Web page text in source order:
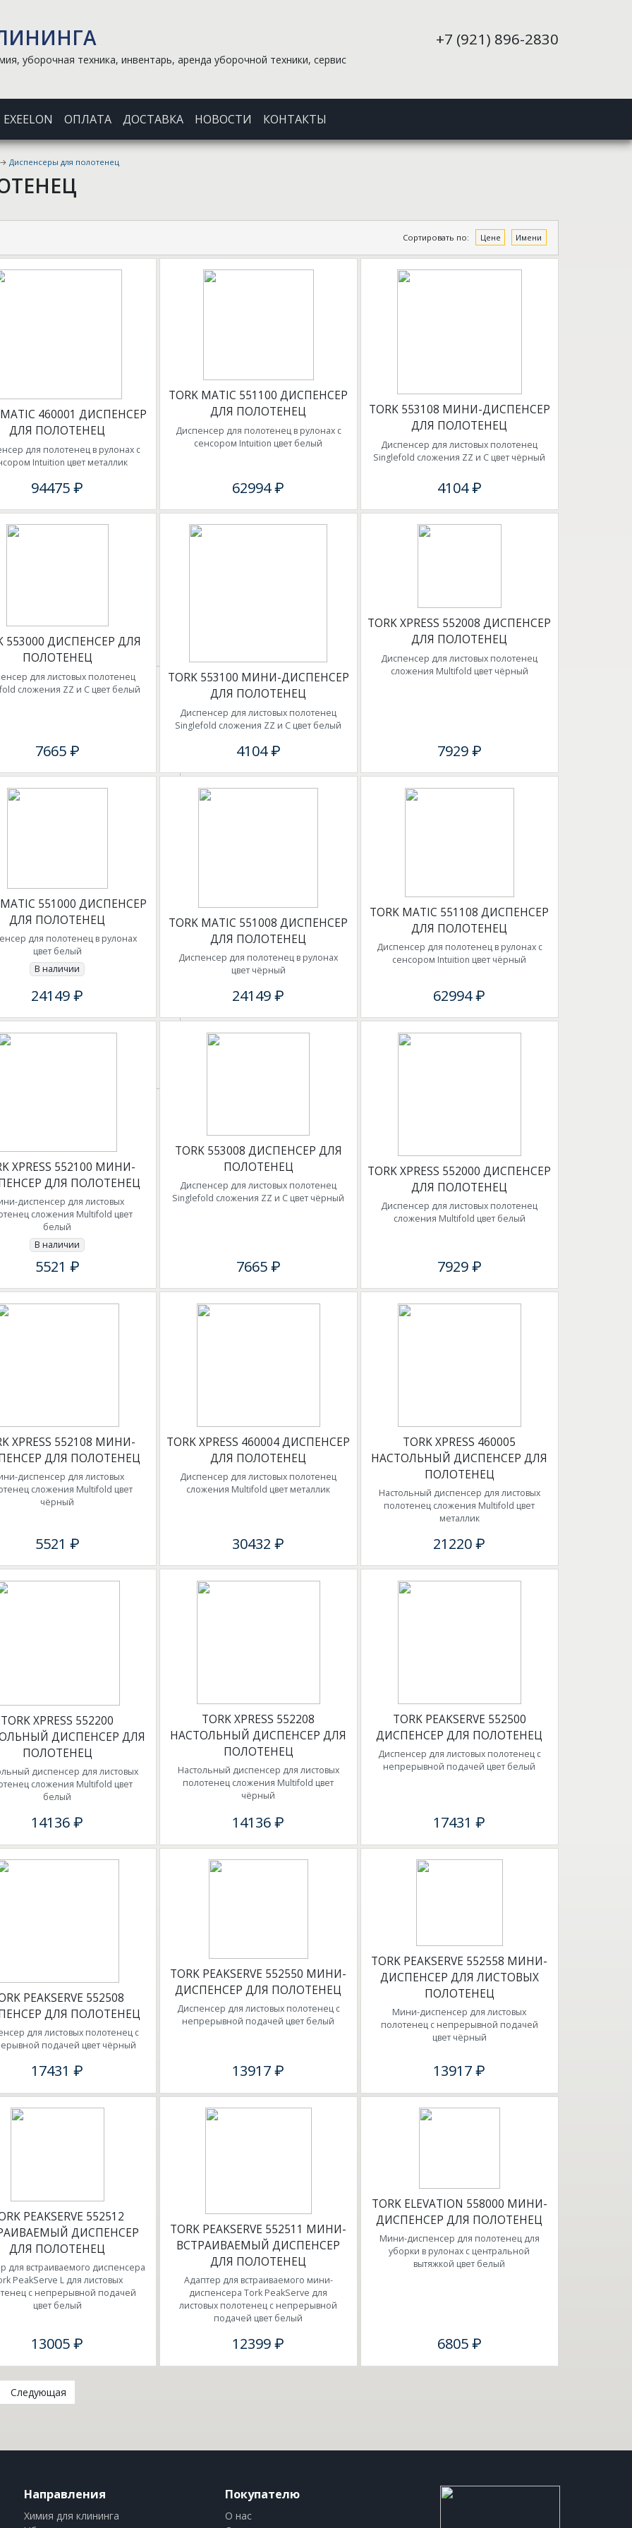
уборочная техника, инвентарь, аренда уборочной техники, сервис
+7 (921) 896-2830
EXEELON ОПЛАТА ДОСТАВКА НОВОСТИ КОНТАКТЫ
→ Диспенсеры для полотенец
Сортировать по: Цене Имени
MATIC 460001 ДИСПЕНСЕР
ДЛЯ ПОЛОТЕНЕЦ
для полотенец в рулонах с
Intuition цвет металлик
94475 ₽
TORK MATIC 551100 ДИСПЕНСЕР
ДЛЯ ПОЛОТЕНЕЦ
Диспенсер для полотенец в рулонах с
сенсором Intuition цвет белый
62994 ₽
TORK 553108 МИНИ-ДИСПЕНСЕР
ДЛЯ ПОЛОТЕНЕЦ
Диспенсер для листовых полотенец
Singlefold сложения ZZ и C цвет чёрный
4104 ₽
553000 ДИСПЕНСЕР ДЛЯ
ПОЛОТЕНЕЦ
для листовых полотенец
сложения ZZ и C цвет белый
7665 ₽
TORK 553100 МИНИ-ДИСПЕНСЕР
ДЛЯ ПОЛОТЕНЕЦ
Диспенсер для листовых полотенец
Singlefold сложения ZZ и C цвет белый
4104 ₽
TORK XPRESS 552008 ДИСПЕНСЕР
ДЛЯ ПОЛОТЕНЕЦ
Диспенсер для листовых полотенец
сложения Multifold цвет чёрный
7929 ₽
MATIC 551000 ДИСПЕНСЕР
ДЛЯ ПОЛОТЕНЕЦ
для полотенец в рулонах
цвет белый
В наличии
24149 ₽
TORK MATIC 551008 ДИСПЕНСЕР
ДЛЯ ПОЛОТЕНЕЦ
Диспенсер для полотенец в рулонах
цвет чёрный
24149 ₽
TORK MATIC 551108 ДИСПЕНСЕР
ДЛЯ ПОЛОТЕНЕЦ
Диспенсер для полотенец в рулонах с
сенсором Intuition цвет чёрный
62994 ₽
XPRESS 552100 МИНИ-
ДЛЯ ПОЛОТЕНЕЦ
диспенсер для листовых
сложения Multifold цвет
белый
В наличии
5521 ₽
TORK 553008 ДИСПЕНСЕР ДЛЯ
ПОЛОТЕНЕЦ
Диспенсер для листовых полотенец
Singlefold сложения ZZ и C цвет чёрный
7665 ₽
TORK XPRESS 552000 ДИСПЕНСЕР
ДЛЯ ПОЛОТЕНЕЦ
Диспенсер для листовых полотенец
сложения Multifold цвет белый
7929 ₽
XPRESS 552108 МИНИ-
ДЛЯ ПОЛОТЕНЕЦ
диспенсер для листовых
сложения Multifold цвет
чёрный
5521 ₽
TORK XPRESS 460004 ДИСПЕНСЕР
ДЛЯ ПОЛОТЕНЕЦ
Диспенсер для листовых полотенец
сложения Multifold цвет металлик
30432 ₽
TORK XPRESS 460005
НАСТОЛЬНЫЙ ДИСПЕНСЕР ДЛЯ
ПОЛОТЕНЕЦ
Настольный диспенсер для листовых
полотенец сложения Multifold цвет
металлик
21220 ₽
TORK XPRESS 552200
ДИСПЕНСЕР ДЛЯ
ПОЛОТЕНЕЦ
диспенсер для листовых
сложения Multifold цвет
белый
14136 ₽
TORK XPRESS 552208
НАСТОЛЬНЫЙ ДИСПЕНСЕР ДЛЯ
ПОЛОТЕНЕЦ
Настольный диспенсер для листовых
полотенец сложения Multifold цвет
чёрный
14136 ₽
TORK PEAKSERVE 552500
ДИСПЕНСЕР ДЛЯ ПОЛОТЕНЕЦ
Диспенсер для листовых полотенец с
непрерывной подачей цвет белый
17431 ₽
PEAKSERVE 552508
ДЛЯ ПОЛОТЕНЕЦ
для листовых полотенец с
подачей цвет чёрный
17431 ₽
TORK PEAKSERVE 552550 МИНИ-
ДИСПЕНСЕР ДЛЯ ПОЛОТЕНЕЦ
Диспенсер для листовых полотенец с
непрерывной подачей цвет белый
13917 ₽
TORK PEAKSERVE 552558 МИНИ-
ДИСПЕНСЕР ДЛЯ ЛИСТОВЫХ
ПОЛОТЕНЕЦ
Мини-диспенсер для листовых
полотенец с непрерывной подачей
цвет чёрный
13917 ₽
PEAKSERVE 552512
ДИСПЕНСЕР
ДЛЯ ПОЛОТЕНЕЦ
для встраиваемого диспенсера
PeakServe L для листовых
с непрерывной подачей
цвет белый
13005 ₽
TORK PEAKSERVE 552511 МИНИ-
ВСТРАИВАЕМЫЙ ДИСПЕНСЕР
ДЛЯ ПОЛОТЕНЕЦ
Адаптер для встраиваемого мини-
диспенсера Tork PeakServe для
листовых полотенец с непрерывной
подачей цвет белый
12399 ₽
TORK ELEVATION 558000 МИНИ-
ДИСПЕНСЕР ДЛЯ ПОЛОТЕНЕЦ
Мини-диспенсер для полотенец для
уборки в рулонах с центральной
вытяжкой цвет белый
6805 ₽
Следующая
Направления
Химия для клининга
Покупателю
О нас